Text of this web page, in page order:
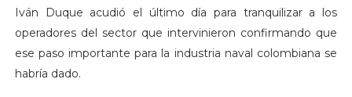
Iván Duque acudió el último día para tranquilizar a los
operadores del sector que intervinieron confirmando que
ese paso importante para la industria naval colombiana se
habría dado.